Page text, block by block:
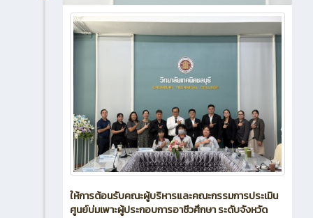
ให้การต้อนรับคณะผู้บริหารและคณะกรรมการประเมิน
ศูนย์บ่มเพาะผู้ประกอบการอาชีวศึกษา ระดับจังหวัด